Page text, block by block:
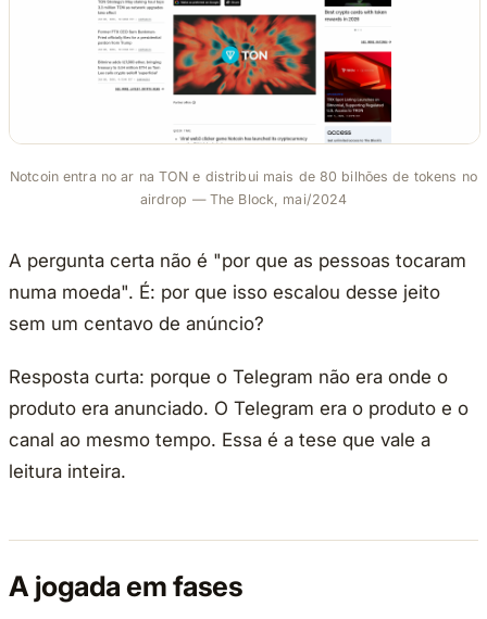
Notcoin entra no ar na TON e distribui mais de 80 bilhões de tokens no
airdrop — The Block, mai/2024
A pergunta certa não é "por que as pessoas tocaram
numa moeda". É: por que isso escalou desse jeito
sem um centavo de anúncio?
Resposta curta: porque o Telegram não era onde o
produto era anunciado. O Telegram era o produto e o
canal ao mesmo tempo. Essa é a tese que vale a
leitura inteira.
A jogada em fases